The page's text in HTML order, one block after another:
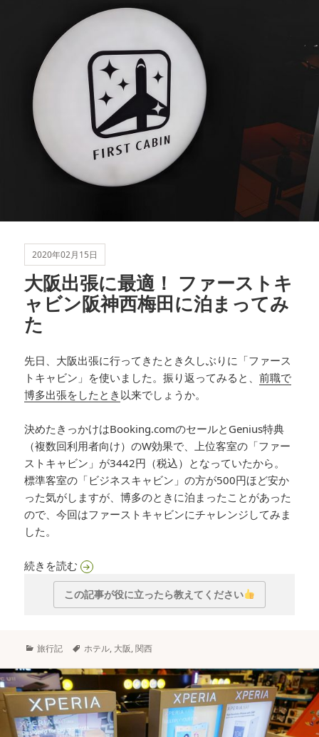
2020年02月15日
大阪出張に最適！ ファーストキ
ャビン阪神西梅田に泊まってみ
た
先日、大阪出張に行ってきたとき久しぶりに「ファース
トキャビン」を使いました。振り返ってみると、前職で
博多出張をしたとき 以来でしょうか。
決めたきっかけはBooking.comのセールとGenius特典
（複数回利用者向け）のW効果で、上位客室の「ファー
ストキャビン」が3442円（税込）となっていたから。
標準客室の「ビジネスキャビン」の方が500円ほど安か
った気がしますが、博多のときに泊まったことがあった
ので、今回はファーストキャビンにチャレンジしてみま
した。
続きを読む大阪出張に最適！ ファーストキャビン阪神西梅
この記事が役に立ったら教えてください
カ
ゴ
リ
ー
旅行記
タ
ホテル, 大阪,関西